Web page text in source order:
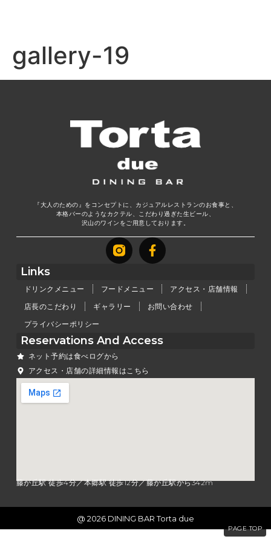
gallery-19
『大人のための』をコンセプトに、カジュアルレストランのお食事と、
本格バーのようなカクテル、こだわり過ぎた生ビール、
沢山のワインをご用意しております。
Links
ドリンクメニュー フードメニュー
アクセス・店舗情報
店長のこだわり
ギャラリー
お問い合わせ
プライバシーポリシー
Reservations And Access
ネット予約は食べログから
アクセス・店舗の詳細情報はこちら
藤が丘駅 徒歩4分／本郷駅 徒歩12分／藤が丘駅から342m
PAGE TOP
@ 2026 DINING BAR Torta due